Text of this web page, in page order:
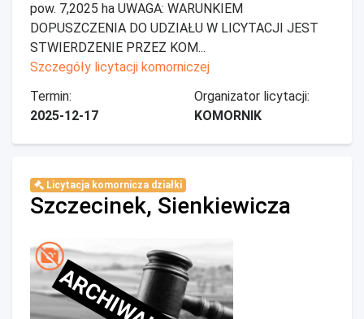
pow. 7,2025 ha UWAGA: WARUNKIEM
DOPUSZCZENIA DO UDZIAŁU W LICYTACJI JEST
STWIERDZENIE PRZEZ KOM...
Szczegóły licytacji komorniczej
Termin:
2025-12-17
Organizator licytacji:
KOMORNIK
Licytacja komornicza działki
Szczecinek, Sienkiewicza